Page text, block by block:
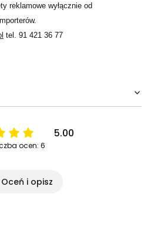
reklamowe wyłącznie od
tel. 91 421 36 77
5.00
ocen: 6
Oceń i opisz